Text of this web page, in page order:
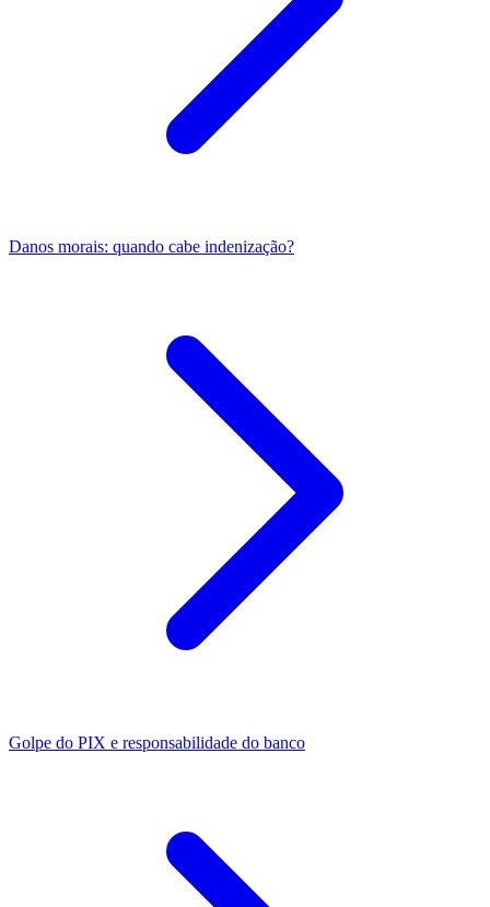
Danos morais: quando cabe indenização?
Golpe do PIX e responsabilidade do banco